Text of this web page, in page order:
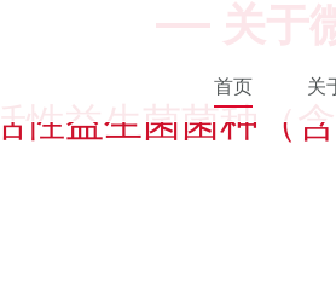
首页 关
关于
性益生菌菌种（